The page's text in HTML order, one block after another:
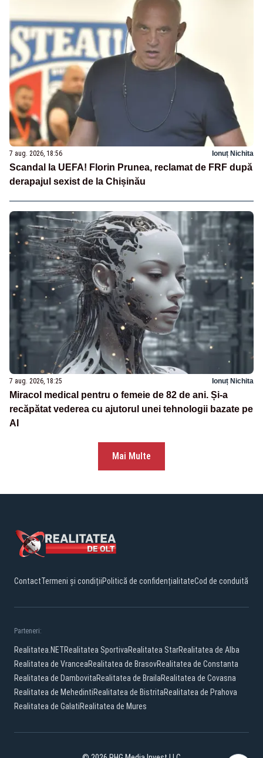
7 aug. 2026, 18:56 Ionuț Nichita
Scandal la UEFA! Florin Prunea, reclamat de FRF după
derapajul sexist de la Chișinău
7 aug. 2026, 18:25 Ionuț Nichita
Miracol medical pentru o femeie de 82 de ani. Și-a
recăpătat vederea cu ajutorul unei tehnologii bazate pe
AI
Mai Multe
ContactTermeni și condițiiPolitică de confidențialitateCod de conduită
Parteneri:
Realitatea.NETRealitatea SportivaRealitatea StarRealitatea de Alba
Realitatea de VranceaRealitatea de BrasovRealitatea de Constanta
Realitatea de DambovitaRealitatea de BrailaRealitatea de Covasna
Realitatea de MehedintiRealitatea de BistritaRealitatea de Prahova
Realitatea de GalatiRealitatea de Mures